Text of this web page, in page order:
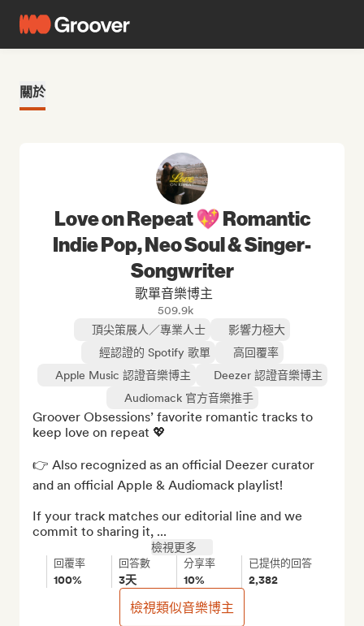
關於
Love on Repeat 💖 Romantic
Indie Pop, Neo Soul & Singer-
Songwriter
歌單音樂博主
509.9k
頂尖策展人／專業人士
影響力極大
經認證的 Spotify 歌單
高回覆率
Apple Music 認證音樂博主
Deezer 認證音樂博主
Audiomack 官方音樂推手
Groover Obsessions’ favorite romantic tracks to
keep love on repeat 💖
👉 Also recognized as an official Deezer curator
and an official Apple & Audiomack playlist!
If your track matches our editorial line and we
commit to sharing it, ...
檢視更多
回覆率
100%
回答數
3天
分享率
10%
已提供的回答
2,382
檢視類似音樂博主